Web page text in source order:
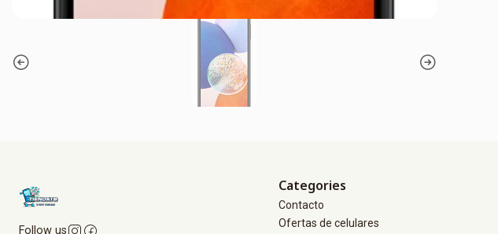
Follow us
Categories
Contacto
Ofertas de celulares